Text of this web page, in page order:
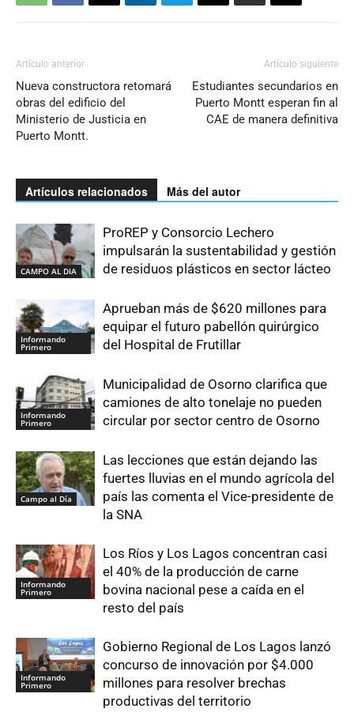
Artículo anterior
Nueva constructora retomará
obras del edificio del
Ministerio de Justicia en
Puerto Montt.
Artículo siguiente
Estudiantes secundarios en
Puerto Montt esperan fin al
CAE de manera definitiva
Artículos relacionados Más del autor
CAMPO AL DIA
ProREP y Consorcio Lechero
impulsarán la sustentabilidad y gestión
de residuos plásticos en sector lácteo
Informando
Primero
Aprueban más de $620 millones para
equipar el futuro pabellón quirúrgico
del Hospital de Frutillar
Informando
Primero
Municipalidad de Osorno clarifica que
camiones de alto tonelaje no pueden
circular por sector centro de Osorno
Campo al Día
Las lecciones que están dejando las
fuertes lluvias en el mundo agrícola del
país las comenta el Vice-presidente de
la SNA
Informando
Primero
Los Ríos y Los Lagos concentran casi
el 40% de la producción de carne
bovina nacional pese a caída en el
resto del país
Informando
Primero
Gobierno Regional de Los Lagos lanzó
concurso de innovación por $4.000
millones para resolver brechas
productivas del territorio